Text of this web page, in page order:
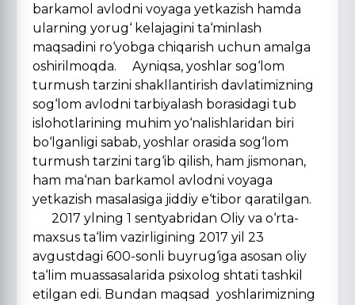
barkamol avlodni voyaga yetkazish hamda
ularning yorug‘ kelajagini ta‘minlash
maqsadini ro‘yobga chiqarish uchun amalga
oshirilmoqda. Ayniqsa, yoshlar sog‘lom
turmush tarzini shakllantirish davlatimizning
sog‘lom avlodni tarbiyalash borasidagi tub
islohotlarining muhim yo‘nalishlaridan biri
bo‘lganligi sabab, yoshlar orasida sog‘lom
turmush tarzini targ‘ib qilish, ham jismonan,
ham ma‘nan barkamol avlodni voyaga
yetkazish masalasiga jiddiy e‘tibor qaratilgan.
2017 ylning 1 sentyabridan Oliy va o‘rta-
maxsus ta‘lim vazirligining 2017 yil 23
avgustdagi 600-sonli buyrug‘iga asosan oliy
ta‘lim muassasalarida psixolog shtati tashkil
etilgan edi. Bundan maqsad yoshlarimizning